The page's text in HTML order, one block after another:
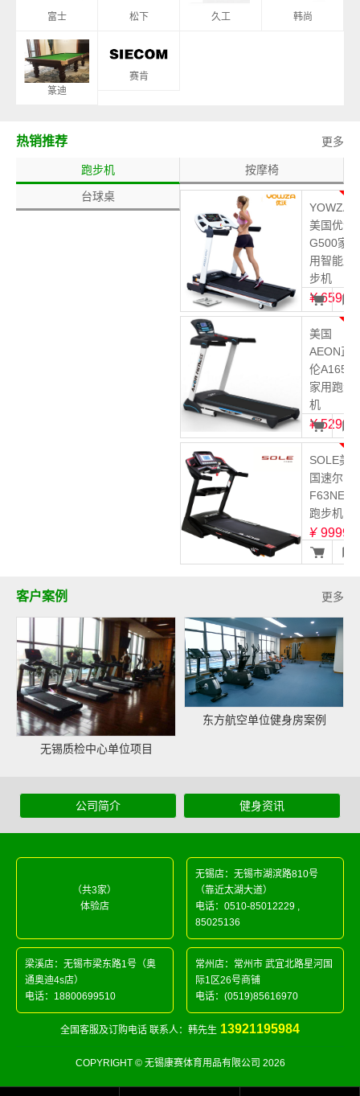
富士 松下 久工 韩尚
篆迪
赛肯
更多
热销推荐
跑步机 按摩椅
台球桌
YOWZA
美国优沃
G500家
用智能跑
步机
¥ 6599
美国
AEON正
伦A165
家用跑步
机
¥ 5299
SOLE美
国速尔
F63NEW
跑步机
¥ 9999
更多
客户案例
无锡质检中心单位项目
东方航空单位健身房案例
公司简介 健身资讯
（共3家）
体验店
无锡店：无锡市湖滨路810号
（靠近太湖大道）
电话：0510-85012229 ,
85025136
梁溪店：无锡市梁东路1号（奥
通奥迪4s店）
电话： 18800699510
常州店：常州市 武宜北路星河国
际1区26号商铺
电话：(0519)85616970
全国客服及订购电话 联系人：韩先生 13921195984
COPYRIGHT © 无锡康赛体育用品有限公司 2026